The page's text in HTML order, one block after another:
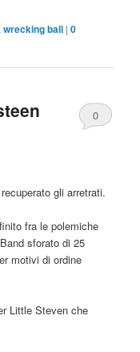
,wrecking ball |0
0
gli arretrati.
fra le polemiche
sforato di 25
motivi di ordine
Little Steven che